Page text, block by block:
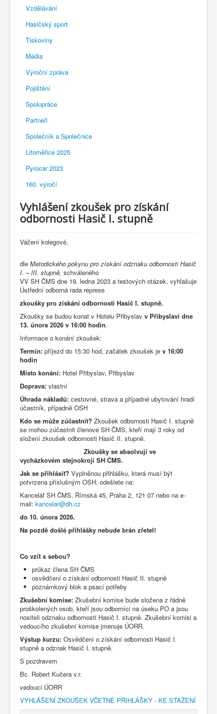
Vzdělávání
Hasičský sport
Tiskoviny
Média
Výroční zpráva
Pojištění
Spolupráce
Partneři
Společník a Společnice
Litoměřice 2025
Pyrocar 2023
160. výročí
Vyhlášení zkoušek pro získání
odbornosti Hasič I. stupně
Vážení kolegové,
dle Metodického pokynu pro získání odznaku odbornosti Hasič
I. – III. stupně, schváleného
VV SH ČMS dne 19. ledna 2023 a testových otázek, vyhlašuje
Ústřední odborná rada represe
zkoušky pro získání odbornosti Hasič I. stupně.
Zkoušky se budou konat v Hotelu Přibyslav v Přibyslavi dne
13. února 2026 v 16:00 hodin.
Informace o konání zkoušek:
Termín: příjezd do 15:30 hod, začátek zkoušek je v 16:00
hodin
Místo konání: Hotel Přibyslav, Přibyslav
Doprava: vlastní
Úhrada nákladů: cestovné, strava a případné ubytování hradí
účastník, případně OSH
Kdo se může zúčastnit? Zkoušek odbornosti Hasič I. stupně
se mohou zúčastnit členové SH ČMS, kteří mají 3 roky od
složení zkoušek odbornosti Hasič II. stupně.
Zkoušky se absolvují ve
vycházkovém stejnokroji SH ČMS.
Jak se přihlásit? Vyplněnou přihlášku, která musí být
potvrzena příslušným OSH, odešlete na:
Kancelář SH ČMS, Římská 45, Praha 2, 121 07 nebo na e-
mail: kancelar@dh.cz
do 10. února 2026.
Na pozdě došlé přihlášky nebude brán zřetel!
Co vzít s sebou?
průkaz člena SH ČMS
osvědčení o získání odbornosti Hasič II. stupně
poznámkový blok a psací potřeby
Zkušební komise: Zkušební komise bude složena z řádně
proškolených osob, kteří jsou odborníci na úseku PO a jsou
nositeli odznaku odbornosti Hasič I. stupně. Zkušební komisi a
vedoucího zkušební komise jmenuje ÚORR.
Výstup kurzu: Osvědčení o získání odbornosti Hasič I.
stupně a odznak Hasič I. stupně.
S pozdravem
Bc. Robert Kučera v.r.
vedoucí ÚORR
VYHLÁŠENÍ ZKOUŠEK VČETNĚ PŘIHLÁŠKY - KE STAŽENÍ